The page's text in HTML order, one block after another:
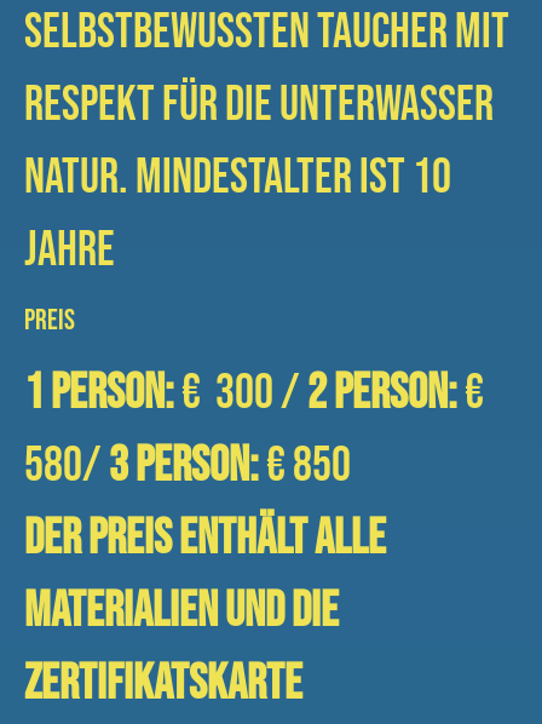
selbstbewussten Taucher mit
Respekt für die Unterwasser
Natur. Mindestalter ist 10
Jahre
PREIS
1 person:€ 300 /2 person:€
580/3 person:€ 850
DER PREIS ENTHÄLT ALLE
MATERIALIEN UND DIE
ZERTIFIKATSKARTE